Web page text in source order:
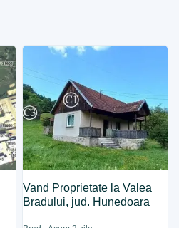
Vand Proprietate la Valea
Bradului, jud. Hunedoara